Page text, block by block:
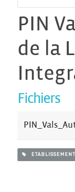
PIN
de la
Fichiers